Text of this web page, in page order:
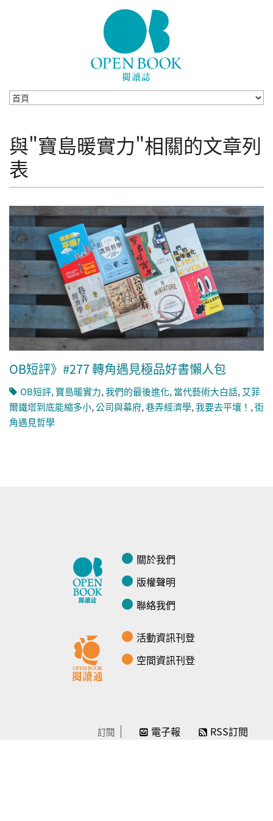
與"寶島暖實力"相關的文章列
表
OB短評》#277 轉角遇見極品好書懶人包
OB短評,寶島暖實力,我們的最後進化,當代藝術大白話,艾菲
爾鐵塔到底能縮多小,公司與幕府,巷弄經濟學,我要去平壤！ ,街
角遇見哲學
關於我們
版權聲明
聯絡我們
活動資訊刊登
空間資訊刊登
訂閱 電子報 RSS訂閱